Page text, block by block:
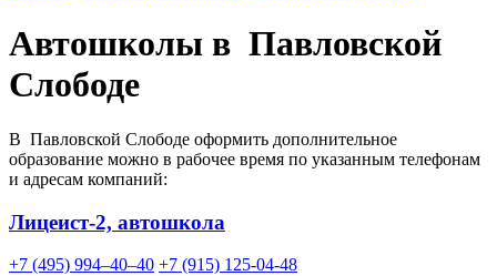
Автошколы в Павловской
Слободе
В Павловской Слободе оформить дополнительное
образование можно в рабочее время по указанным телефонам
и адресам компаний:
Лицеист-2, автошкола
+7 (495) 994‒40‒40 +7 (915) 125-04-48